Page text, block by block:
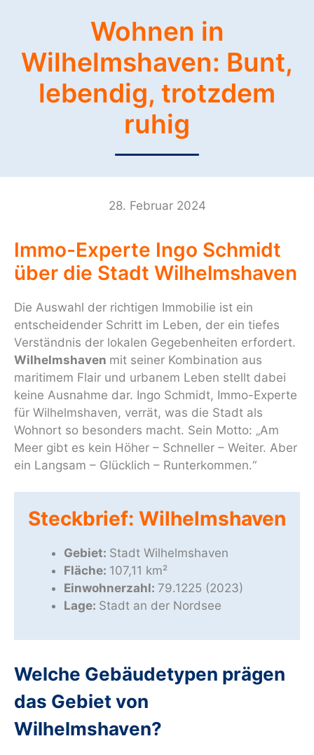
Wohnen in
Wilhelmshaven: Bunt,
lebendig, trotzdem
ruhig
28. Februar 2024
Immo-Experte Ingo Schmidt
über die Stadt Wilhelmshaven
Die Auswahl der richtigen Immobilie ist ein
entscheidender Schritt im Leben, der ein tiefes
Verständnis der lokalen Gegebenheiten erfordert.
Wilhelmshaven mit seiner Kombination aus
maritimem Flair und urbanem Leben stellt dabei
keine Ausnahme dar. Ingo Schmidt, Immo-Experte
für Wilhelmshaven, verrät, was die Stadt als
Wohnort so besonders macht. Sein Motto: „Am
Meer gibt es kein Höher – Schneller – Weiter. Aber
ein Langsam – Glücklich – Runterkommen.“
Steckbrief: Wilhelmshaven
Gebiet: Stadt Wilhelmshaven
Fläche: 107,11 km²
Einwohnerzahl: 79.1225 (2023)
Lage: Stadt an der Nordsee
Welche Gebäudetypen prägen
das Gebiet von
Wilhelmshaven?